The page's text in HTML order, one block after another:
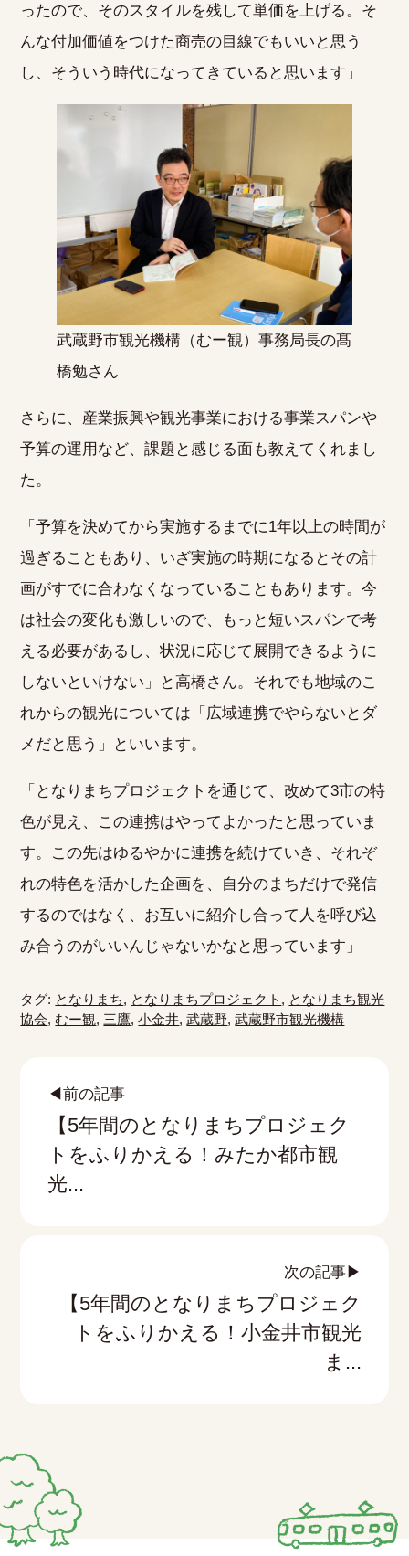
ったので、そのスタイルを残して単価を上げる。そ
んな付加価値をつけた商売の目線でもいいと思う
し、そういう時代になってきていると思います」
武蔵野市観光機構（むー観）事務局長の髙
橋勉さん
さらに、産業振興や観光事業における事業スパンや
予算の運用など、課題と感じる面も教えてくれまし
た。
「予算を決めてから実施するまでに1年以上の時間が
過ぎることもあり、いざ実施の時期になるとその計
画がすでに合わなくなっていることもあります。今
は社会の変化も激しいので、もっと短いスパンで考
える必要があるし、状況に応じて展開できるように
しないといけない」と高橋さん。それでも地域のこ
れからの観光については「広域連携でやらないとダ
メだと思う」といいます。
「となりまちプロジェクトを通じて、改めて3市の特
色が見え、この連携はやってよかったと思っていま
す。この先はゆるやかに連携を続けていき、それぞ
れの特色を活かした企画を、自分のまちだけで発信
するのではなく、お互いに紹介し合って人を呼び込
み合うのがいいんじゃないかなと思っています」
タグ: となりまち, となりまちプロジェクト , となりまち観光
協会,むー観, 三鷹,小金井,武蔵野,武蔵野市観光機構
◀前の記事
【5年間のとなりまちプロジェク
トをふりかえる！みたか都市観
光...
次の記事▶
【5年間のとなりまちプロジェク
トをふりかえる！小金井市観光
ま...